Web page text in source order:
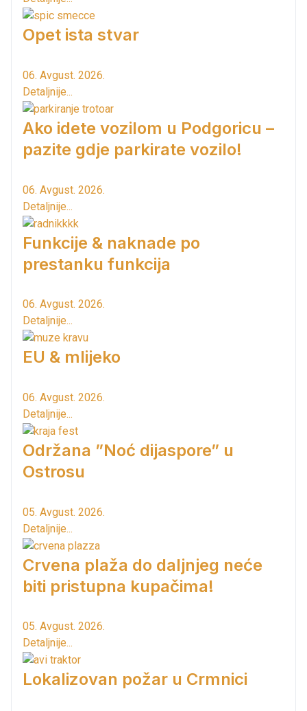
Opet ista stvar
06. Avgust. 2026.
Detaljnije...
Ako idete vozilom u Podgoricu –
pazite gdje parkirate vozilo!
06. Avgust. 2026.
Detaljnije...
Funkcije & naknade po
prestanku funkcija
06. Avgust. 2026.
Detaljnije...
EU & mlijeko
06. Avgust. 2026.
Detaljnije...
Održana ”Noć dijaspore” u
Ostrosu
05. Avgust. 2026.
Detaljnije...
Crvena plaža do daljnjeg neće
biti pristupna kupačima!
05. Avgust. 2026.
Detaljnije...
Lokalizovan požar u Crmnici